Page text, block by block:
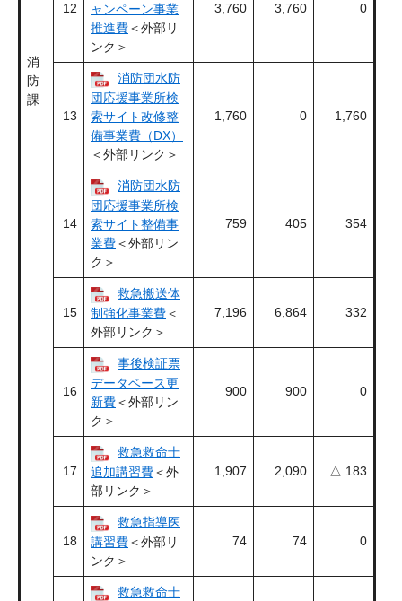
消
防
課
12
ャンペーン事業
推進費＜外部リ
ンク＞
3,760 3,760 0
13
消防団水防
団応援事業所検
索サイト改修整
備事業費（DX）
＜外部リンク＞
1,760 0 1,760
14
消防団水防
団応援事業所検
索サイト整備事
業費＜外部リン
ク＞
759 405 354
15
救急搬送体
制強化事業費＜
外部リンク＞
7,196 6,864 332
16
事後検証票
データベース更
新費＜外部リン
ク＞
900 900 0
17
救急救命士
追加講習費＜外
部リンク＞
1,907 2,090 △ 183
18
救急指導医
講習費＜外部リ
ンク＞
74 74 0
救急救命士